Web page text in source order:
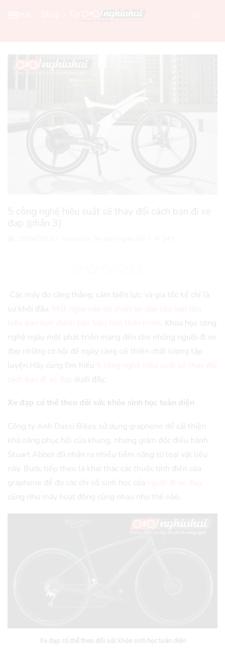
Tin Xe Đạp Mới
Các máy đo căng thẳng, cảm biến lực, và gia tốc kế chỉ là
sự khởi đầu.
. Khoa học công
nghệ ngày một phát triển mang đến cho những người đi xe
đạp những cơ hội để ngày càng cải thiện chất lượng tập
luyện.Hãy cùng tìm hiểu
dưới đây:
Xe đạp có thể theo dõi sức khỏe sinh học toàn diện
Công ty Anh Dassi Bikes sử dụng graphene để cải thiện
khả năng phục hồi của khung, nhưng giám đốc điều hành
Stuart Abbot đã nhận ra nhiều tiềm năng từ loại vật liệu
này. Bước tiếp theo là khai thác các thuộc tính điện của
graphene để đo các chỉ số sinh học của
cũng như máy hoạt động cùng nhau như thế nào.
Xe đạp có thể theo dõi sức khỏe sinh học toàn diện